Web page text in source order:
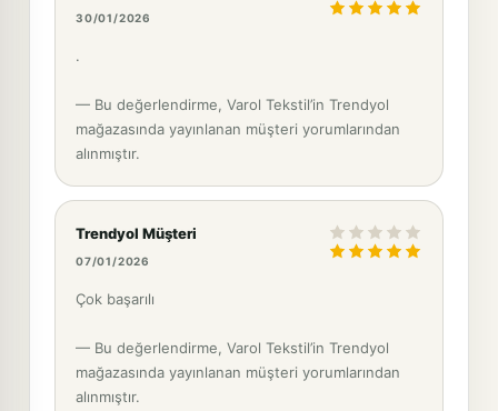
30/01/2026
.
— Bu değerlendirme, Varol Tekstil’in Trendyol
mağazasında yayınlanan müşteri yorumlarından
alınmıştır.
Trendyol Müşteri
07/01/2026
Çok başarılı
— Bu değerlendirme, Varol Tekstil’in Trendyol
mağazasında yayınlanan müşteri yorumlarından
alınmıştır.